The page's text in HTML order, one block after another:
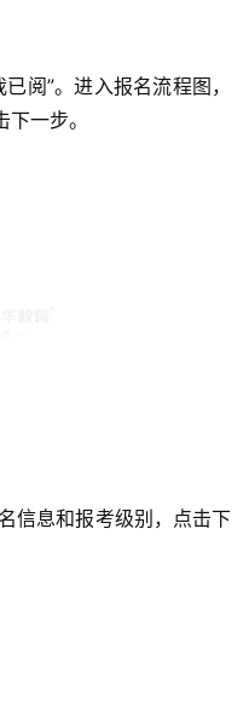
阅”。进入报名流程图，
一步。
信息和报考级别，点击下